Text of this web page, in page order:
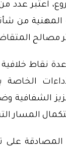
اعتبر عدد
المهنية من
مصالح
نقاط
الخاصة
الشفافية
المسار
على